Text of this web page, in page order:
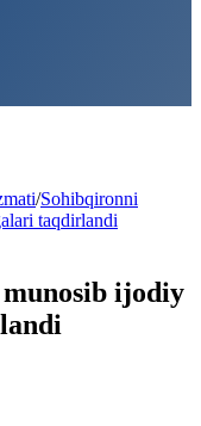
/Sohibqironni
taqdirlandi
ijodiy